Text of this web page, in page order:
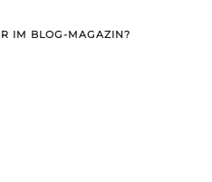
IM BLOG-MAGAZIN?